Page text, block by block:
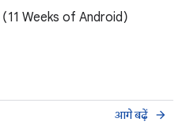
(11 Weeks of Android)
आगे बढ़ें arrow_forward